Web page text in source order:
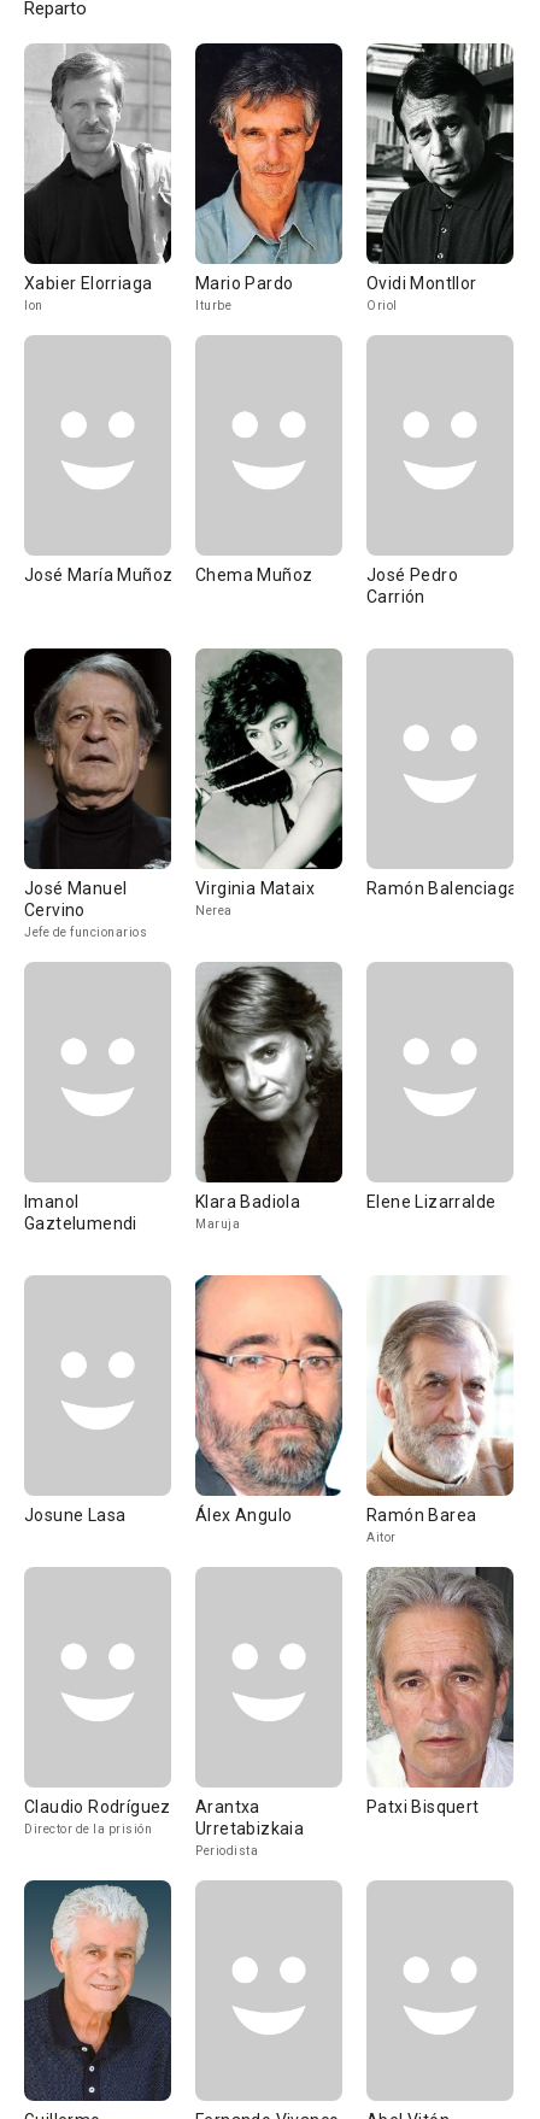
Reparto
Xabier Elorriaga
Ion
Mario Pardo
Iturbe
Ovidi Montllor
Oriol
José María Muñoz Chema Muñoz
José Pedro
Carrión
José Manuel
Cervino
Jefe de funcionarios
Virginia Mataix
Nerea
Ramón Balenciaga
Imanol
Gaztelumendi
Klara Badiola
Maruja
Elene Lizarralde
Josune Lasa Álex Angulo Ramón Barea
Aitor
Claudio Rodríguez
Director de la prisión
Arantxa
Urretabizkaia
Periodista
Patxi Bisquert